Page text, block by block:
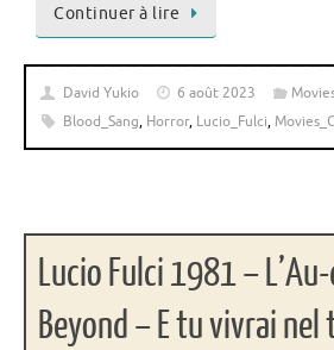
Continuer à lire
David Yukio 6 août 2023
Blood_Sang, Horror, Lucio_Fulci,
Lucio Fulci 1981 –
Beyond – E tu vivrai